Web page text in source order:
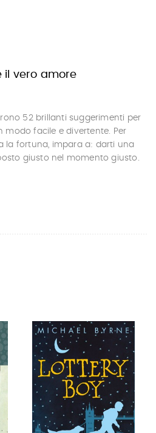
il vero amore
52 brillanti suggerimenti per
modo facile e divertente. Per
la fortuna, impara a: darti una
giusto nel momento giusto.